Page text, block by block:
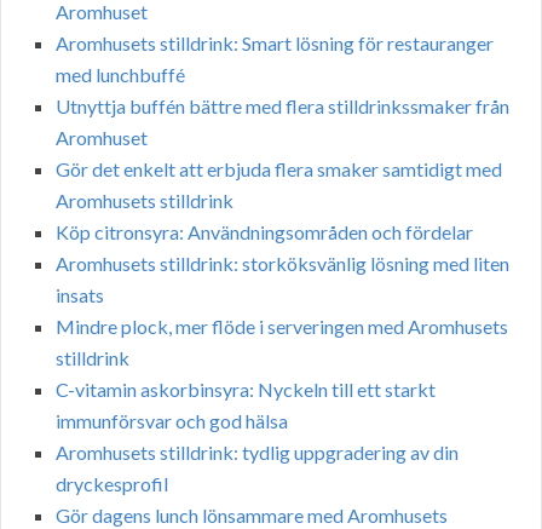
Aromhuset
Aromhusets stilldrink: Smart lösning för restauranger
med lunchbuffé
Utnyttja buffén bättre med flera stilldrinkssmaker från
Aromhuset
Gör det enkelt att erbjuda flera smaker samtidigt med
Aromhusets stilldrink
Köp citronsyra: Användningsområden och fördelar
Aromhusets stilldrink: storköksvänlig lösning med liten
insats
Mindre plock, mer flöde i serveringen med Aromhusets
stilldrink
C-vitamin askorbinsyra: Nyckeln till ett starkt
immunförsvar och god hälsa
Aromhusets stilldrink: tydlig uppgradering av din
dryckesprofil
Gör dagens lunch lönsammare med Aromhusets